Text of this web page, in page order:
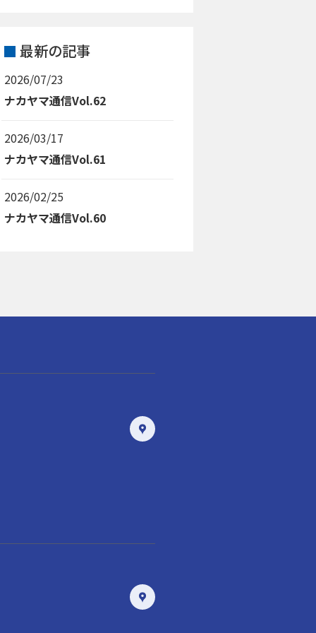
最新の記事
2026/07/23
ナカヤマ通信Vol.62
2026/03/17
ナカヤマ通信Vol.61
2026/02/25
ナカヤマ通信Vol.60